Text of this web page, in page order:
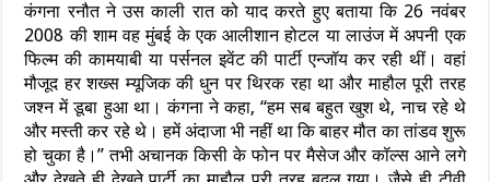
कंगना रनौत ने उस काली रात को याद करते हुए बताया कि 26 नवंबर
2008 की शाम वह मुंबई के एक आलीशान होटल या लाउंज में अपनी एक
फिल्म की कामयाबी या पर्सनल इवेंट की पार्टी एन्जॉय कर रही थीं। वहां
मौजूद हर शख्स म्यूजिक की धुन पर थिरक रहा था और माहौल पूरी तरह
जश्न में डूबा हुआ था। कंगना ने कहा, “हम सब बहुत खुश थे, नाच रहे थे
और मस्ती कर रहे थे। हमें अंदाजा भी नहीं था कि बाहर मौत का तांडव शुरू
हो चुका है।” तभी अचानक किसी के फोन पर मैसेज और कॉल्स आने लगे